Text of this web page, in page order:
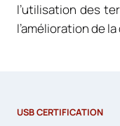
l’utilisation des
l’amélioration de
USB CERTIFICATION